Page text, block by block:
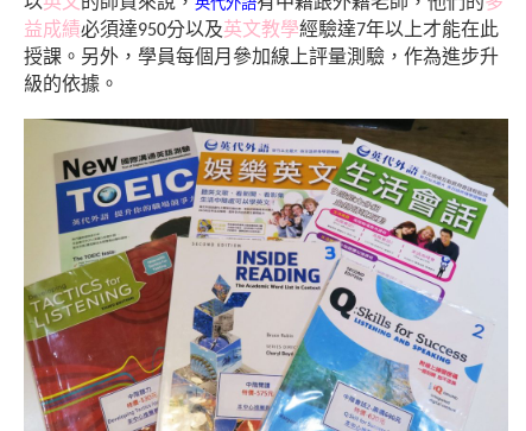
益成績必須達950分以及英文教學經驗達7年以上才能在此
授課。另外，學員每個月參加線上評量測驗，作為進步升
級的依據。